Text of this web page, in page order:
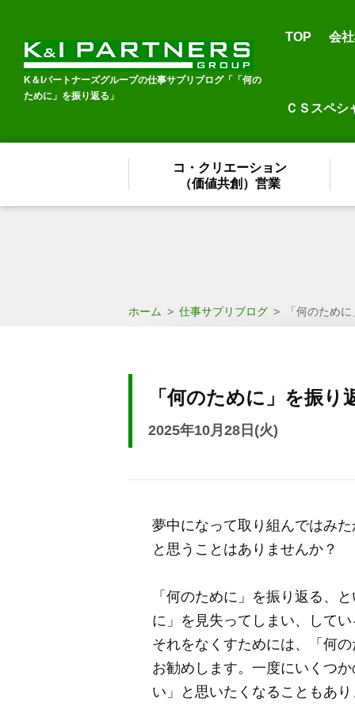
K＆Iパートナーズグループの仕事サプリブログ「「何の
ために」を振り返る」
TOP 会
ＣＳスペシ
コ・クリエーション
（価値共創）営業
ホーム > 仕事サプリブログ > 「何のため
「何のために」を振り
2025年10月28日(火)
夢中になって取り組んではみ
と思うことはありませんか？
「何のために」を振り返る、
に」を見失ってしまい、して
それをなくすためには、「何
お勧めします。一度にいくつ
い」と思いたくなることもあ